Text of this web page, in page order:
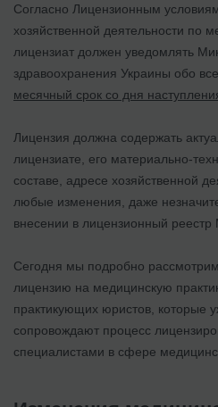
Согласно Лицензионным
хозяйственной деятельности по
лицензиат должен уведомлять
здравоохранения Украины обо
месячный срок со дня
Лицензия должна содержать
лицензиате, его материально-
составе, адресе хозяйственной
любые изменения, даже
внесении в лицензионный реестр
Сегодня мы подробно
лицензию на медицинскую
практикующих юристов, которые
сопровождают процесс
специалистами в сфере